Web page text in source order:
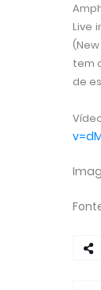
Live
tem
de